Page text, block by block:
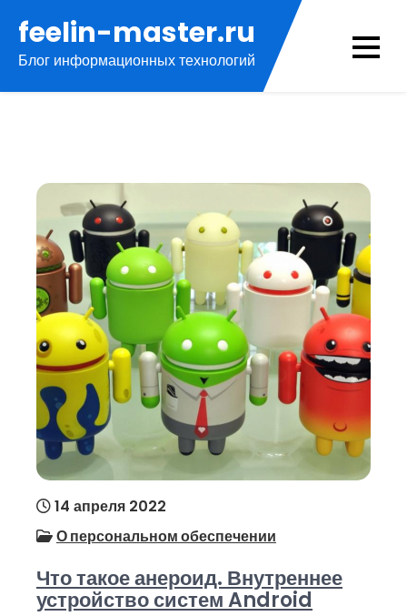
содержимому
feelin-master.ru
Блог информационных технологий
14 апреля 2022
О персональном обеспечении
Что такое анероид. Внутреннее
устройство систем Android